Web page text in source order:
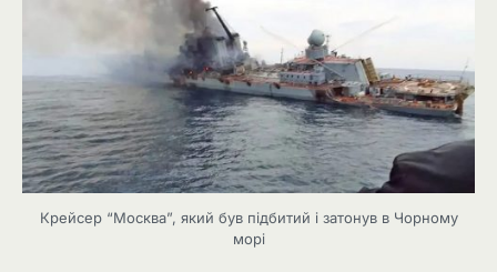
Крейсер “Москва”, який був підбитий і затонув в Чорному
морі